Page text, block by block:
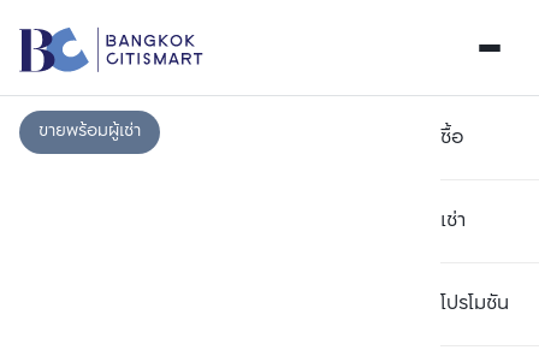
ซื้อ
เช่า
โปรโมชัน
ขายพร้อมผู้เช่า